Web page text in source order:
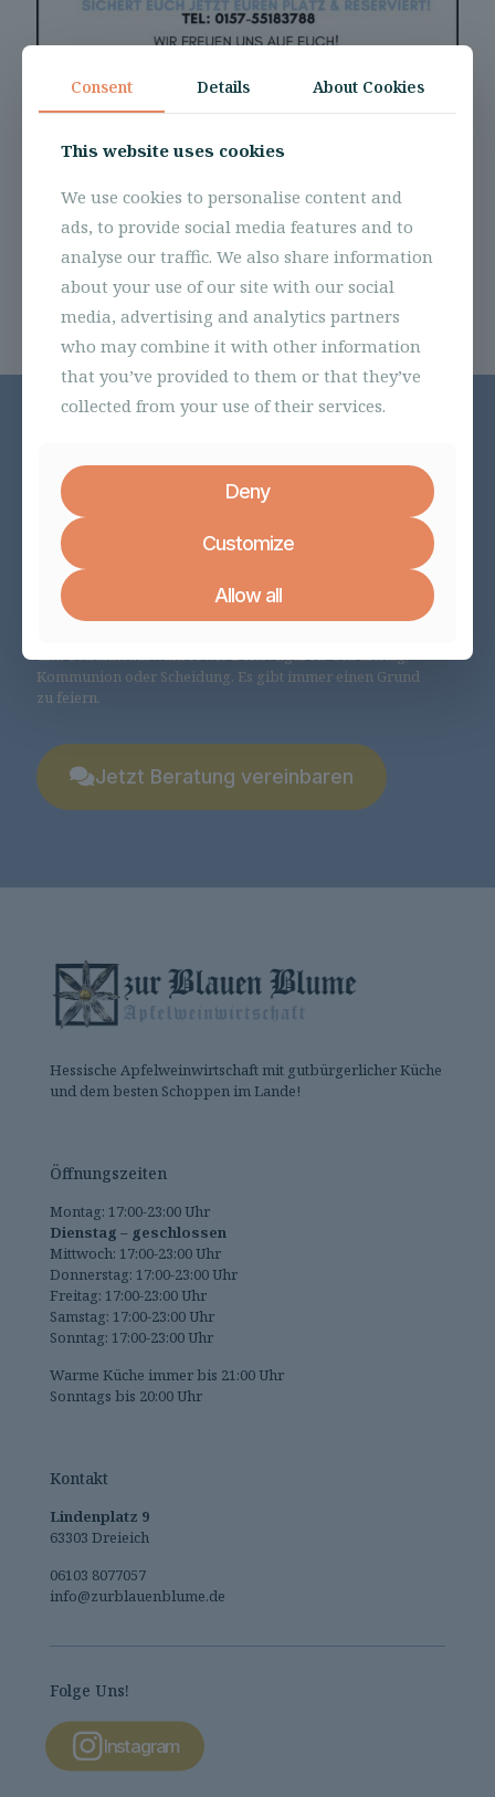
Feiere deine Feste bei
uns!
Buche unsere Räumlichkeiten.
Kein Geschirrspülen und Sauber machen mehr nötig. Feier
und Getränkeauswahl sowie Deko! Egal ob Geburtstag,
Kommunion oder Scheidung. Es gibt immer einen Grund
zu feiern.
Jetzt Beratung vereinbaren
Hessische Apfelweinwirtschaft mit gutbürgerlicher Küche
und dem besten Schoppen im Lande!
Öffnungszeiten
Montag: 17:00-23:00 Uhr
Dienstag – geschlossen
Mittwoch: 17:00-23:00 Uhr
Donnerstag: 17:00-23:00 Uhr
Freitag: 17:00-23:00 Uhr
Samstag: 17:00-23:00 Uhr
Sonntag: 17:00-23:00 Uhr
Warme Küche immer bis 21:00 Uhr
Sonntags bis 20:00 Uhr
Kontakt
Lindenplatz 9
63303 Dreieich
06103 8077057
info@zurblauenblume.de
Folge Uns!
Instagram
Consent Details About Cookies
This website uses cookies
We use cookies to personalise content and
ads, to provide social media features and to
analyse our traffic. We also share information
about your use of our site with our social
media, advertising and analytics partners
who may combine it with other information
that you’ve provided to them or that they’ve
collected from your use of their services.
Deny
Customize
Allow all